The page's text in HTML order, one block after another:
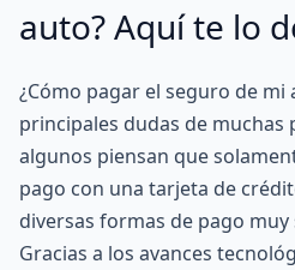
auto? Aquí te lo
¿Cómo pagar el seguro de mi
principales dudas de muchas
algunos piensan que
pago con una tarjeta de
diversas formas de pago muy
Gracias a los avances